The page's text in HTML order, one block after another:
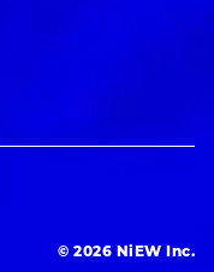
© 2026 NiEW Inc.